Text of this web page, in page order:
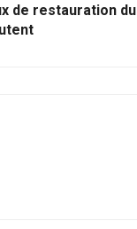
de restauration du